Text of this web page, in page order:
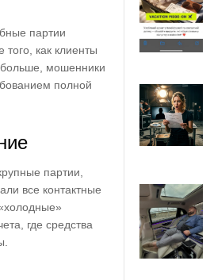
партии
как клиенты
больше, мошенники
полной
партии,
все контактные
где средства